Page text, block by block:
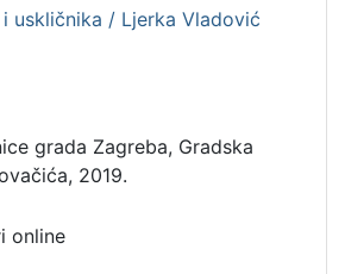
uskličnika / Ljerka Vladović
grada Zagreba, Gradska
2019.
online